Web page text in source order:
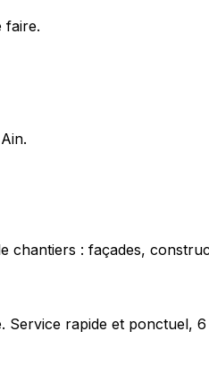
faire.
: façades,
Service rapide et ponctuel,